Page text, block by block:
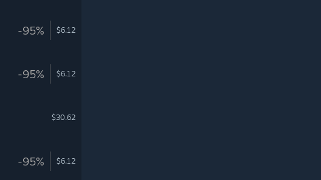
-95% $6.12
-95% $6.12
$30.62
-95% $6.12